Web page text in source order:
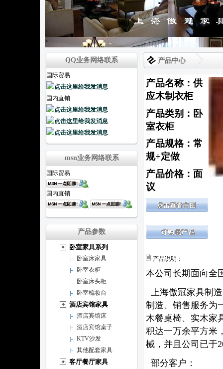
>
QQ业务网络联系
国际贸易
国内直销
msn业务网络联系
国际贸易
国内直销
产品参数
卧室家具系列
卧室床家具
卧室衣柜
卧室床头柜
卧室梳妆台
酒店宾馆家具
酒店宾馆床
酒店宾馆桌子
KTV沙发
其他配套家具
客厅餐厅家具
产品中心
产品名称：供
应木制衣柜
产品类别：卧
室衣柜
产品规格：常
规+定做
产品价格：面
议
产品说明：
本公司长期面向全
上海傲冠家具制
制造、销售服务为
木餐桌椅、实木家
积达一万余平方米
械，并且公司已于
部分客户：